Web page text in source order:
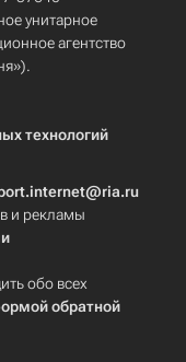
унитарное
агентство
технологий
и рекламы
обо всех
обратной